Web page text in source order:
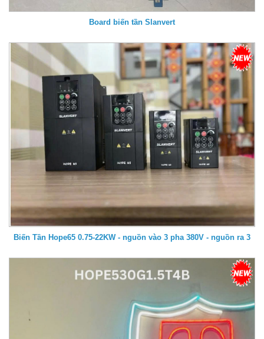
Board biến tần Slanvert
Biến Tần Hope65 0.75-22KW - nguồn vào 3 pha 380V - nguồn ra 3